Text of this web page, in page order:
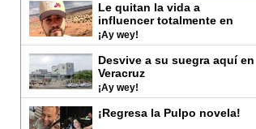
Le quitan la vida a
influencer totalmente en
vivo
¡Ay wey!
Desvive a su suegra aquí en
Veracruz
¡Ay wey!
¡Regresa la Pulpo novela!